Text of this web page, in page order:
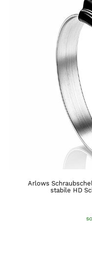
Arlows
stabile HD